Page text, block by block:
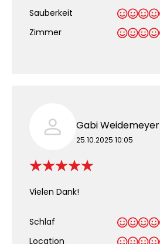
Sauberkeit
Zimmer
Gabi Weidemeyer
25.10.2025 10:05
Vielen Dank!
Schlaf
Location